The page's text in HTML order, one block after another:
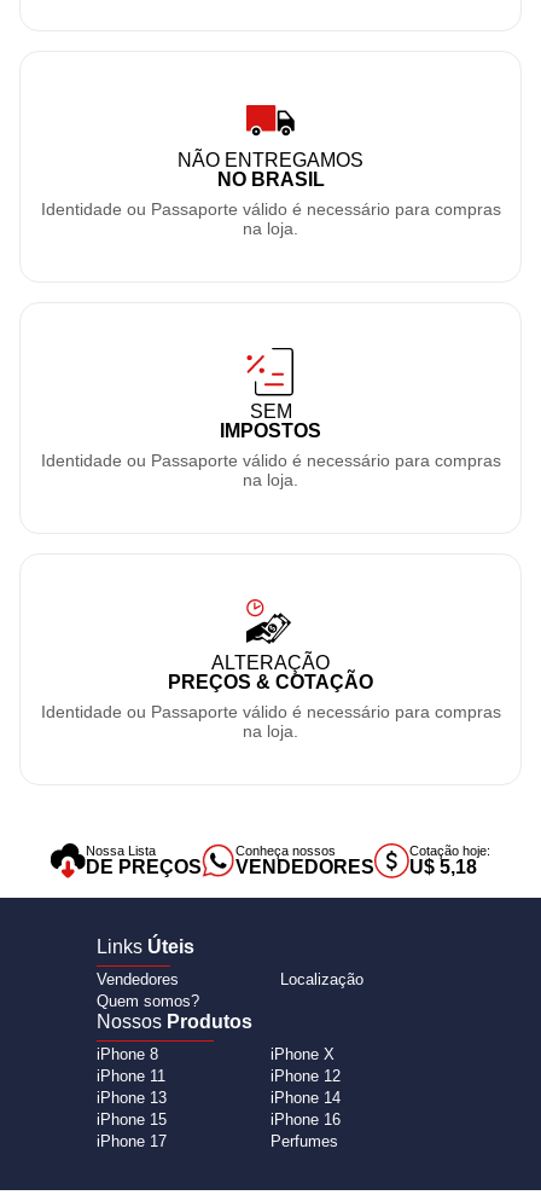
NÃO ENTREGAMOS
NO BRASIL
Identidade ou Passaporte válido é necessário para compras
na loja.
SEM
IMPOSTOS
Identidade ou Passaporte válido é necessário para compras
na loja.
ALTERAÇÃO
PREÇOS & COTAÇÃO
Identidade ou Passaporte válido é necessário para compras
na loja.
Nossa Lista
DE PREÇOS
Conheça nossos
VENDEDORES
Cotação hoje:
U$ 5,18
Links Úteis
Vendedores
Localização
Quem somos?
Nossos Produtos
iPhone 8
iPhone X
iPhone 11
iPhone 12
iPhone 13
iPhone 14
iPhone 15
iPhone 16
iPhone 17
Perfumes